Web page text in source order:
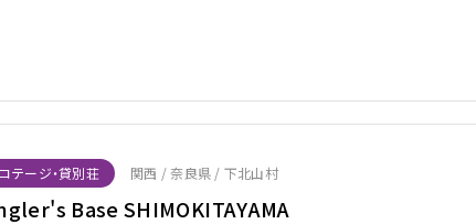
コテージ・貸別荘 関西 / 奈良県 / 下北山村
Base SHIMOKITAYAMA